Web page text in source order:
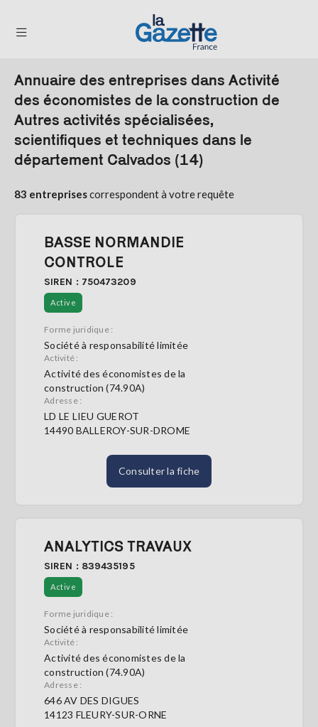
THÉMATIQUES
RÉGIONS
GAZETTE
Se
connecter
S'abonner
Annuaire des entreprises dans Activité
des économistes de la construction de
Autres activités spécialisées,
scientifiques et techniques dans le
département Calvados (14)
83 entreprisescorrespondent à votre requête
BASSE NORMANDIE
CONTROLE
SIREN : 750473209
Active
Forme juridique :
Société à responsabilité limitée
Activité :
Activité des économistes de la
construction (74.90A)
Adresse :
LD LE LIEU GUEROT
14490 BALLEROY-SUR-DROME
Consulter la fiche
ANALYTICS TRAVAUX
SIREN : 839435195
Active
Forme juridique :
Société à responsabilité limitée
Activité :
Activité des économistes de la
construction (74.90A)
Adresse :
646 AV DES DIGUES
14123 FLEURY-SUR-ORNE